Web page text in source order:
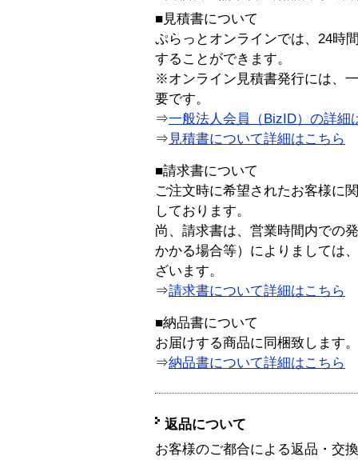
■見積書について
ぷらっとオンラインでは、24時
することができます。
※オンライン見積書発行には、
要です。
⇒一般法人会員（BizID）の詳細
⇒ 見積書について詳細はこちら
■請求書について
ご注文時に希望されたお客様に
しております。
尚、請求書は、営業時間内での
かかる場合等）によりましては
ざいます。
⇒請求書について詳細はこちら
■納品書について
お届けする商品に同梱致します。
⇒納品書について詳細はこちら
返品について
お客様のご都合による返品・交